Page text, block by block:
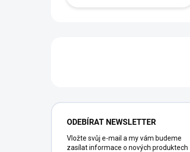
ODEBÍRAT NEWSLETTER
Vložte svůj e-mail a my vám budeme
zasílat informace o nových produktech